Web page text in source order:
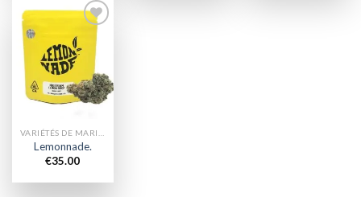
Add to
wishlist
Lemonnade.
€35.00